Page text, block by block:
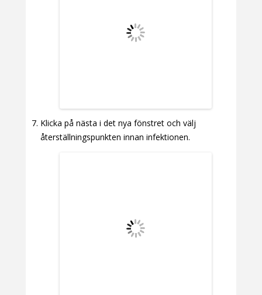
Klicka på nästa i det nya fönstret och välj
återställningspunkten innan infektionen.